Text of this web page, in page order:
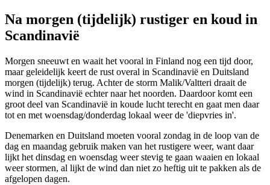
Na morgen (tijdelijk) rustiger en koud in
Scandinavië
Morgen sneeuwt en waait het vooral in Finland nog een tijd door,
maar geleidelijk keert de rust overal in Scandinavië en Duitsland
morgen (tijdelijk) terug. Achter de storm Malik/Valtteri draait de
wind in Scandinavië echter naar het noorden. Daardoor komt een
groot deel van Scandinavië in koude lucht terecht en gaat men daar
tot en met woensdag/donderdag lokaal weer de 'diepvries in'.
Denemarken en Duitsland moeten vooral zondag in de loop van de
dag en maandag gebruik maken van het rustigere weer, want daar
lijkt het dinsdag en woensdag weer stevig te gaan waaien en lokaal
weer stormen, al lijkt de wind dan niet zo heftig uit te pakken als de
afgelopen dagen.